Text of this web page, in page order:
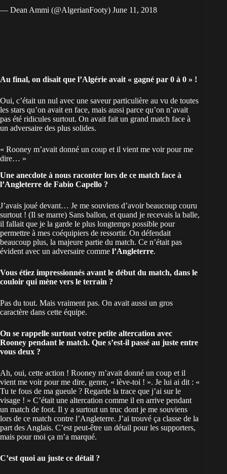
— Dean Ammi (@AlgerianFooty) June 11, 2018
Au final, on disait que l’Algérie avait « gagné par 0 à 0 » !
Oui, c’était un nul avec une saveur particulière au vu de toutes
les stars qu’on avait en face, mais aussi parce qu’on n’avait
pas été ridicules surtout. On avait fait un grand match face à
un adversaire des plus solides.
« Rooney m’avait donné un coup et il vient me voir pour me
dire… »
Une anecdote à nous raconter lors de ce match face à
l’Angleterre de Fabio Capello ?
J’avais joué devant… Je me souviens d’avoir beaucoup couru
surtout ! (Il se marre) Sans ballon, et quand je recevais la balle,
il fallait que je la garde le plus longtemps possible pour
permettre à mes coéquipiers de ressortir. On défendait
beaucoup plus, la majeure partie du match. Ce n’était pas
évident avec un adversaire comme l’Angleterre.
Vous étiez impressionnés avant le début du match, dans le
couloir qui mène vers le terrain ?
Pas du tout. Mais vraiment pas. On avait aussi un gros
caractère dans cette équipe.
On se rappelle surtout votre petite altercation avec
Rooney pendant le match. Que s’est-il passé au juste entre
vous deux ?
Ah, oui, cette action ! Rooney m’avait donné un coup et il
vient me voir pour me dire, genre, « lève-toi ! ». Je lui ai dit : «
Tu te fous de ma gueule ? Regarde la trace que j’ai sur le
visage ! » C’était une altercation comme il en arrive pendant
un match de foot. Il y a surtout un truc dont je me souviens
lors de ce match contre l’Angleterre. J’ai trouvé ça classe de la
part des Anglais. C’est peut-être un détail pour les supporters,
mais pour moi ça m’a marqué.
C’est quoi au juste ce détail ?